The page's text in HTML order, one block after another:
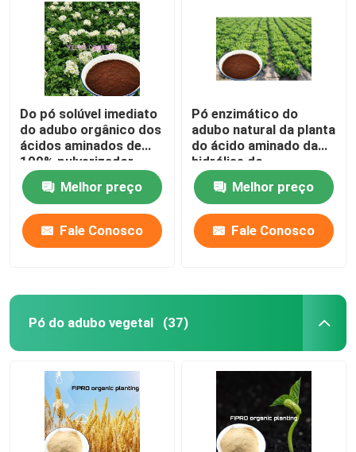
Do pó solúvel imediato
do adubo orgânico dos
ácidos aminados de
100% pulverizador
Foliar
Melhor preço
Fale Conosco
Pó enzimático do
adubo natural da planta
do ácido aminado da
hidrólise do
desperdício 100% da
agriculturaMelhor preço
Fale Conosco
Pó do adubo vegetal (37)